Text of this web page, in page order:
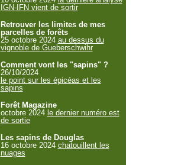
IGN-IFN vient de sortir
Retrouver les limites de mes
parcelles de forêts
25 octobre 2024 au dessus du
vignoble de Gueberschwihr
Comment vont les "sapins" ?
26/10/2024
le point sur les épicéas et les
sapins
Forêt Magazine
octobre 2024 le dernier numéro est
de sortie
Les sapins de Douglas
16 octobre 2024 chatouillent les
nuages